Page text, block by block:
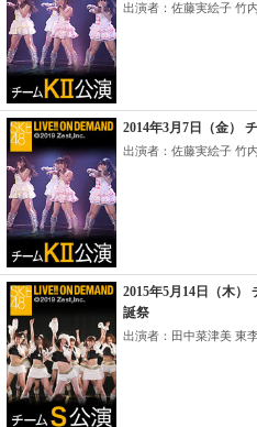
出演者：佐藤実絵子 竹
2014年3月7日（金）
出演者：佐藤実絵子 竹
2015年5月14日（木）
誕祭
出演者：田中菜津美 東